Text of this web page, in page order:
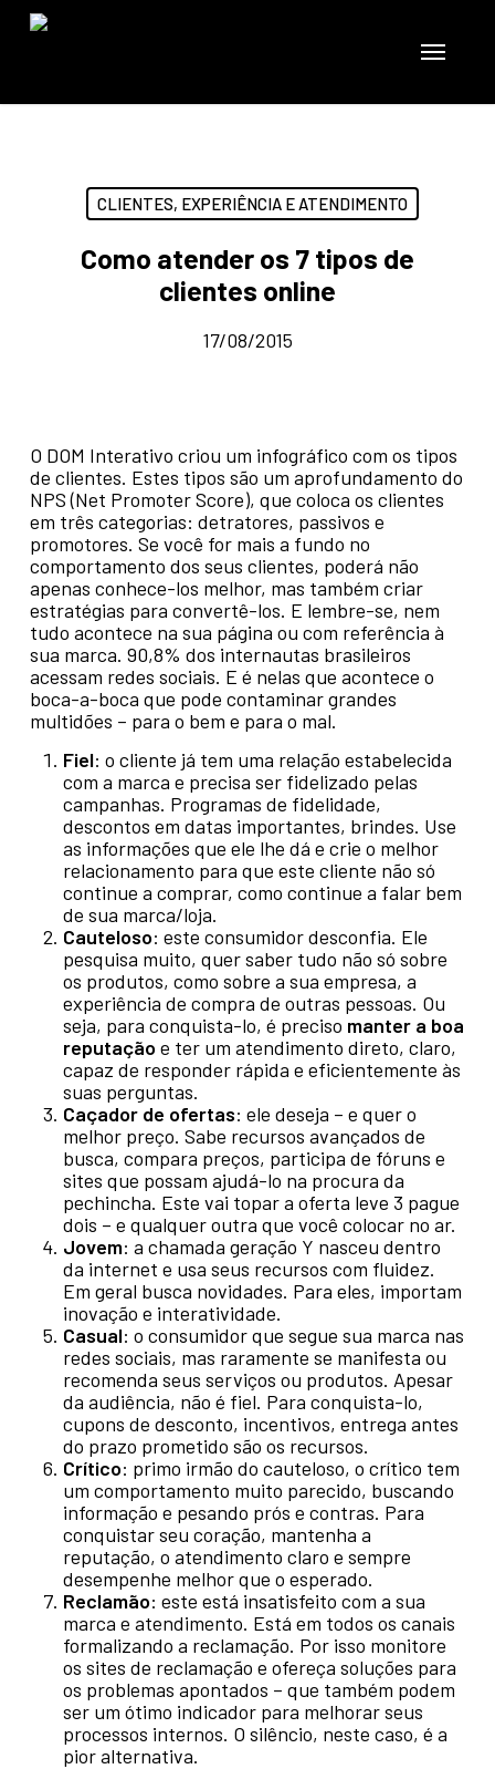
Skip
Menu
CLIENTES, EXPERIÊNCIA E ATENDIMENTO
Como atender os 7 tipos de
clientes online
17/08/2015
O DOM Interativo criou um infográfico com os tipos
de clientes. Estes tipos são um aprofundamento do
NPS (Net Promoter Score), que coloca os clientes
em três categorias: detratores, passivos e
promotores. Se você for mais a fundo no
comportamento dos seus clientes, poderá não
apenas conhece-los melhor, mas também criar
estratégias para convertê-los. E lembre-se, nem
tudo acontece na sua página ou com referência à
sua marca. 90,8% dos internautas brasileiros
acessam redes sociais. E é nelas que acontece o
boca-a-boca que pode contaminar grandes
multidões – para o bem e para o mal.
Fiel: o cliente já tem uma relação estabelecida
com a marca e precisa ser fidelizado pelas
campanhas. Programas de fidelidade,
descontos em datas importantes, brindes. Use
as informações que ele lhe dá e crie o melhor
relacionamento para que este cliente não só
continue a comprar, como continue a falar bem
de sua marca/loja.
Cauteloso: este consumidor desconfia. Ele
pesquisa muito, quer saber tudo não só sobre
os produtos, como sobre a sua empresa, a
experiência de compra de outras pessoas. Ou
seja, para conquista-lo, é preciso manter a boa
reputação e ter um atendimento direto, claro,
capaz de responder rápida e eficientemente às
suas perguntas.
Caçador de ofertas: ele deseja – e quer o
melhor preço. Sabe recursos avançados de
busca, compara preços, participa de fóruns e
sites que possam ajudá-lo na procura da
pechincha. Este vai topar a oferta leve 3 pague
dois – e qualquer outra que você colocar no ar.
Jovem: a chamada geração Y nasceu dentro
da internet e usa seus recursos com fluidez.
Em geral busca novidades. Para eles, importam
inovação e interatividade.
Casual: o consumidor que segue sua marca nas
redes sociais, mas raramente se manifesta ou
recomenda seus serviços ou produtos. Apesar
da audiência, não é fiel. Para conquista-lo,
cupons de desconto, incentivos, entrega antes
do prazo prometido são os recursos.
Crítico: primo irmão do cauteloso, o crítico tem
um comportamento muito parecido, buscando
informação e pesando prós e contras. Para
conquistar seu coração, mantenha a
reputação, o atendimento claro e sempre
desempenhe melhor que o esperado.
Reclamão: este está insatisfeito com a sua
marca e atendimento. Está em todos os canais
formalizando a reclamação. Por isso monitore
os sites de reclamação e ofereça soluções para
os problemas apontados – que também podem
ser um ótimo indicador para melhorar seus
processos internos. O silêncio, neste caso, é a
pior alternativa.